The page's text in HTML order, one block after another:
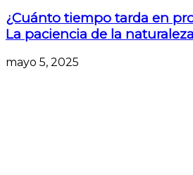
¿Cuánto tiempo tarda en
La paciencia de la
mayo 5, 2025